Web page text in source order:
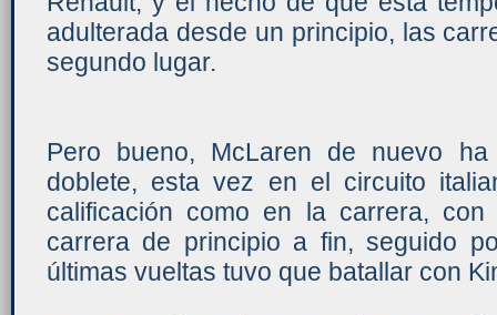
adulterada desde un principio, las
segundo lugar.
Pero bueno, McLaren de nuevo
doblete, esta vez en el circuito
calificación como en la carrera,
carrera de principio a fin, seguido
últimas vueltas tuvo que batallar con